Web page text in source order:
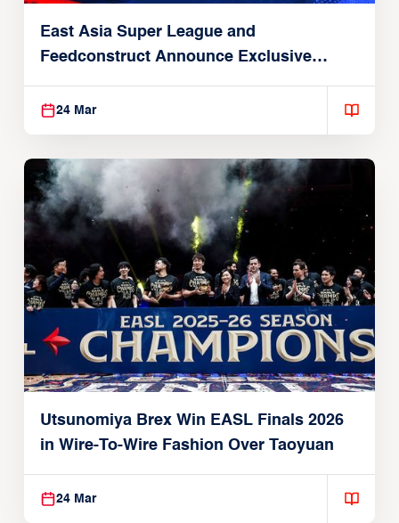
East Asia Super League and
Feedconstruct Announce Exclusive
Global Partnership
24 Mar
Utsunomiya Brex Win EASL Finals 2026
in Wire-To-Wire Fashion Over Taoyuan
24 Mar